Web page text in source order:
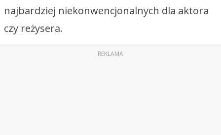
najbardziej niekonwencjonalnych dla aktora
czy reżysera.
REKLAMA